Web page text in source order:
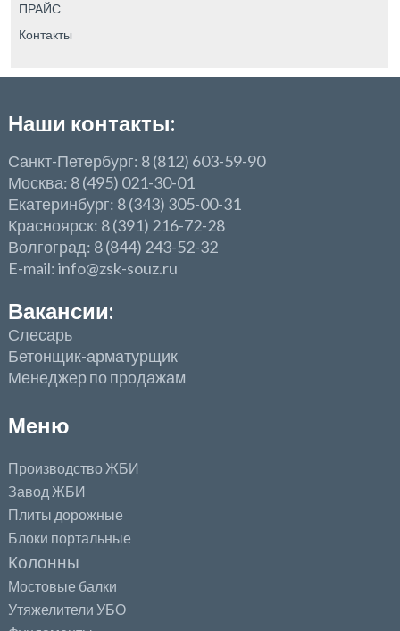
ПРАЙС
Контакты
Наши контакты:
Санкт-Петербург: 8 (812) 603-59-90
Москва: 8 (495) 021-30-01
Екатеринбург: 8 (343) 305-00-31
Красноярск: 8 (391) 216-72-28
Волгоград: 8 (844) 243-52-32
E-mail: info@zsk-souz.ru
Вакансии:
Слесарь
Бетонщик-арматурщик
Менеджер по продажам
Меню
Производство ЖБИ
Завод ЖБИ
Плиты дорожные
Блоки портальные
Колонны
Мостовые балки
Утяжелители УБО